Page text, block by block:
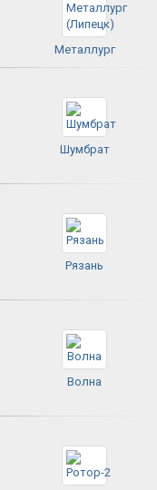
Металлург
Шумбрат
Рязань
Волна